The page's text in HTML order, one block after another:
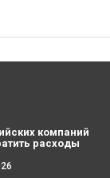
компаний
расходы